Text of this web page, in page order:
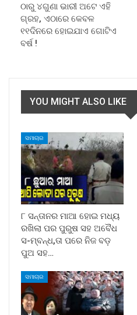
ଠାରୁ ୪ଗୁଣା ଭାରୀ ଅଟେ ଏହି
ଗ୍ରହ, ଏଠାରେ କେବଳ
୧୧ଦିନରେ ହୋଇଯାଏ ଗୋଟିଏ
ବର୍ଷ !
YOU MIGHT ALSO LIKE
ସମାଚାର
୮ ସନ୍ତାନର ମାଆ ହୋଇ ମଧ୍ୟ
ରଖିଲା ପର ପୁରୁଷ ସହ ଅବୈଧ
ସ-ମ୍ବନ୍ଧ,ତା ପରେ ନିଜ ବଡ଼
ପୁଅ ସହ…
ସମାଚାର